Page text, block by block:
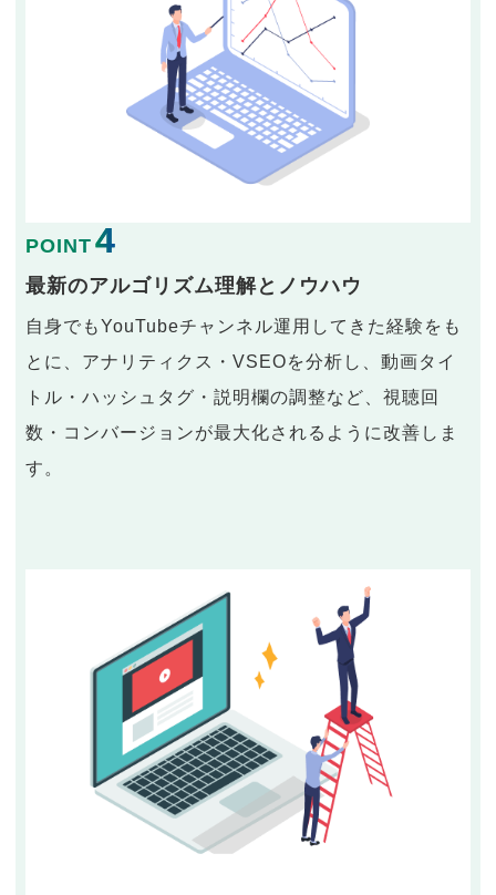
POINT 4
最新のアルゴリズム理解とノウハウ
自身でもYouTubeチャンネル運用してきた経験をも
とに、アナリティクス・VSEOを分析し、動画タイ
トル・ハッシュタグ・説明欄の調整など、視聴回
数・コンバージョンが最大化されるように改善しま
す。